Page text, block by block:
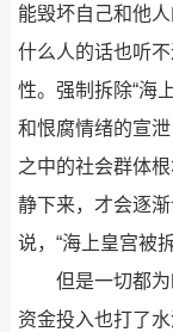
能毁坏自己和他
什么人的话也听
性。强制拆除“海
和恨腐情绪的宣
之中的社会群体
静下来，才会逐
说，“海上皇宫被
但是一切都为
资金投入也打了